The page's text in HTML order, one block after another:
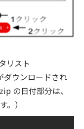
リスト
ダウンロードされ
の日付部分は、
。）